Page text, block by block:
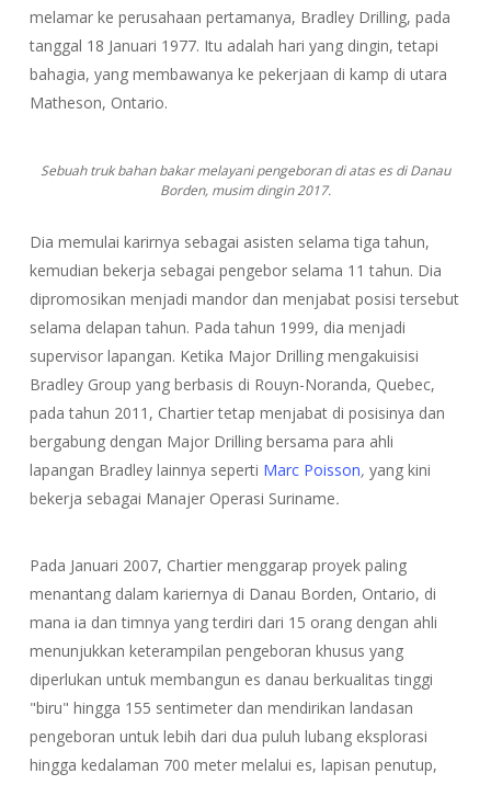
melamar ke perusahaan pertamanya, Bradley Drilling, pada
tanggal 18 Januari 1977. Itu adalah hari yang dingin, tetapi
bahagia, yang membawanya ke pekerjaan di kamp di utara
Matheson, Ontario.
Sebuah truk bahan bakar melayani pengeboran di atas es di Danau
Borden, musim dingin 2017.
Dia memulai karirnya sebagai asisten selama tiga tahun,
kemudian bekerja sebagai pengebor selama 11 tahun. Dia
dipromosikan menjadi mandor dan menjabat posisi tersebut
selama delapan tahun. Pada tahun 1999, dia menjadi
supervisor lapangan. Ketika Major Drilling mengakuisisi
Bradley Group yang berbasis di Rouyn-Noranda, Quebec,
pada tahun 2011, Chartier tetap menjabat di posisinya dan
bergabung dengan Major Drilling bersama para ahli
lapangan Bradley lainnya seperti Marc Poisson, yang kini
bekerja sebagai Manajer Operasi Suriname.
Pada Januari 2007, Chartier menggarap proyek paling
menantang dalam kariernya di Danau Borden, Ontario, di
mana ia dan timnya yang terdiri dari 15 orang dengan ahli
menunjukkan keterampilan pengeboran khusus yang
diperlukan untuk membangun es danau berkualitas tinggi
"biru" hingga 155 sentimeter dan mendirikan landasan
pengeboran untuk lebih dari dua puluh lubang eksplorasi
hingga kedalaman 700 meter melalui es, lapisan penutup,